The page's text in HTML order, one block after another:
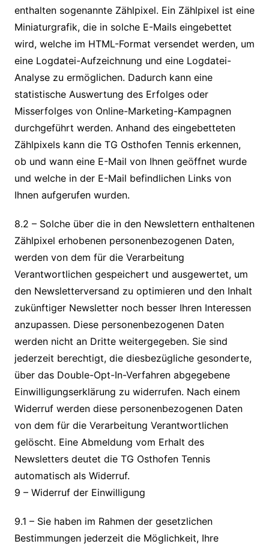
enthalten sogenannte Zählpixel. Ein Zählpixel ist eine
Miniaturgrafik, die in solche E-Mails eingebettet
wird, welche im HTML-Format versendet werden, um
eine Logdatei-Aufzeichnung und eine Logdatei-
Analyse zu ermöglichen. Dadurch kann eine
statistische Auswertung des Erfolges oder
Misserfolges von Online-Marketing-Kampagnen
durchgeführt werden. Anhand des eingebetteten
Zählpixels kann die TG Osthofen Tennis erkennen,
ob und wann eine E-Mail von Ihnen geöffnet wurde
und welche in der E-Mail befindlichen Links von
Ihnen aufgerufen wurden.
8.2 – Solche über die in den Newslettern enthaltenen
Zählpixel erhobenen personenbezogenen Daten,
werden von dem für die Verarbeitung
Verantwortlichen gespeichert und ausgewertet, um
den Newsletterversand zu optimieren und den Inhalt
zukünftiger Newsletter noch besser Ihren Interessen
anzupassen. Diese personenbezogenen Daten
werden nicht an Dritte weitergegeben. Sie sind
jederzeit berechtigt, die diesbezügliche gesonderte,
über das Double-Opt-In-Verfahren abgegebene
Einwilligungserklärung zu widerrufen. Nach einem
Widerruf werden diese personenbezogenen Daten
von dem für die Verarbeitung Verantwortlichen
gelöscht. Eine Abmeldung vom Erhalt des
Newsletters deutet die TG Osthofen Tennis
automatisch als Widerruf.
9 – Widerruf der Einwilligung
9.1 – Sie haben im Rahmen der gesetzlichen
Bestimmungen jederzeit die Möglichkeit, Ihre